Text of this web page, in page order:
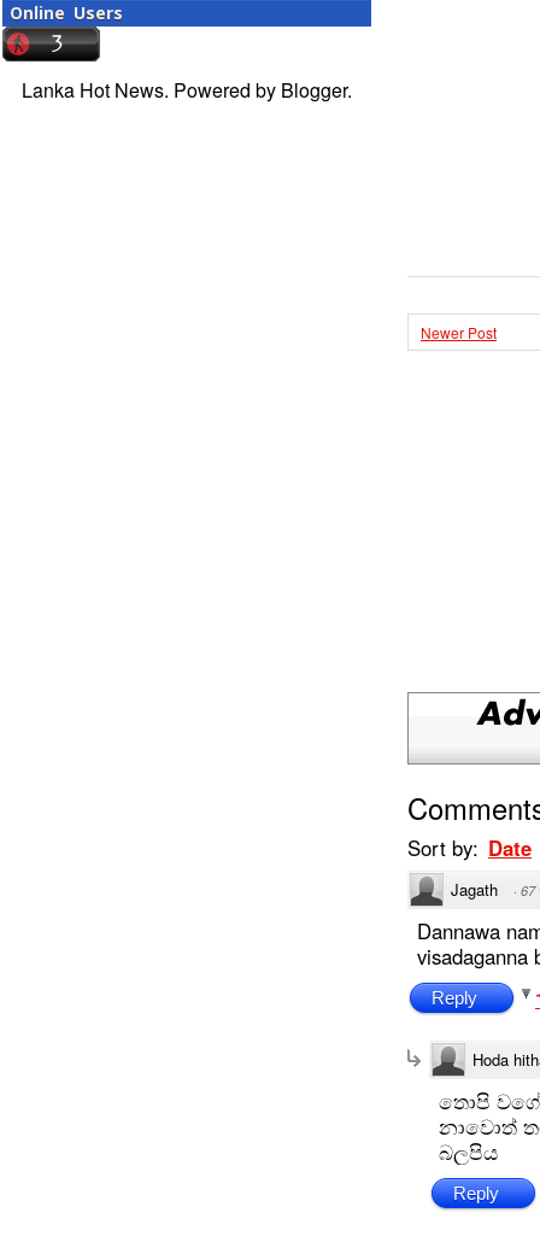
Online Users
Lanka Hot News. Powered by Blogger.
Newer Post
Sort by: Date
Jagath · 67
Dannawa
visadaganna
Reply
Hoda
තොපි වගේ
නාවොත්
බලපිය
Reply